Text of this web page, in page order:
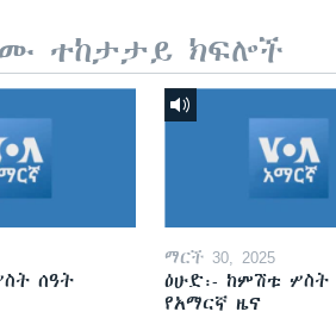
ተከታታይ ክፍሎች
ሰዓት
ማርች 30, 2025
ዕሁድ፡- ከምሽቱ ሦስት
የአማርኛ ዜና